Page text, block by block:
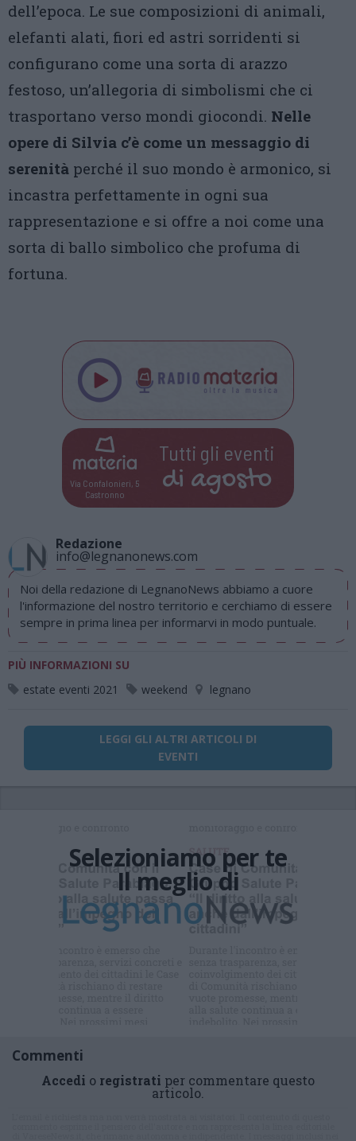
dell’epoca. Le sue composizioni di animali,
elefanti alati, fiori ed astri sorridenti si
configurano come una sorta di arazzo
festoso, un’allegoria di simbolismi che ci
trasportano verso mondi giocondi. Nelle
opere di Silvia c’è come un messaggio di
serenità perché il suo mondo è armonico, si
incastra perfettamente in ogni sua
rappresentazione e si offre a noi come una
sorta di ballo simbolico che profuma di
fortuna.
Via Confalonieri, 5
Castronno
Tutti gli eventi
di agosto
Redazione
info@legnanonews.com
Noi della redazione di LegnanoNews abbiamo a cuore
l'informazione del nostro territorio e cerchiamo di essere
sempre in prima linea per informarvi in modo puntuale.
PIÙ INFORMAZIONI SU
estate eventi 2021
weekend legnano
LEGGI GLI ALTRI ARTICOLI DI
EVENTI
Selezioniamo per te
Il meglio di
Commenti
Accedi o registrati per commentare questo
articolo.